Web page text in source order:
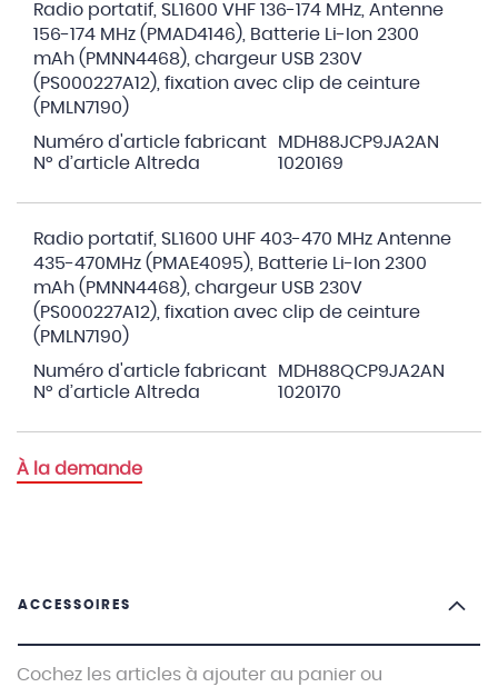
the
images
gallery
du
produit
groupé
Radio portatif, SL1600 VHF 136-174 MHz, Antenne
156-174 MHz (PMAD4146), Batterie Li-Ion 2300
mAh (PMNN4468), chargeur USB 230V
(PS000227A12), fixation avec clip de ceinture
(PMLN7190)
Numéro d'article fabricant
MDH88JCP9JA2AN
N° d’article Altreda
1020169
Radio portatif, SL1600 UHF 403-470 MHz Antenne
435-470MHz (PMAE4095), Batterie Li-Ion 2300
mAh (PMNN4468), chargeur USB 230V
(PS000227A12), fixation avec clip de ceinture
(PMLN7190)
Numéro d'article fabricant
MDH88QCP9JA2AN
N° d’article Altreda
1020170
À la demande
ACCESSOIRES
Cochez les articles à ajouter au panier ou